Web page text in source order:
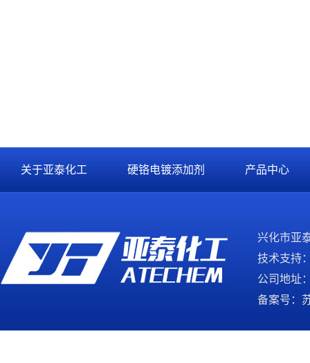
关于亚泰化工 硬铬电镀添加剂 产品中心
兴化市亚
技术支持
公司地址
备案号：